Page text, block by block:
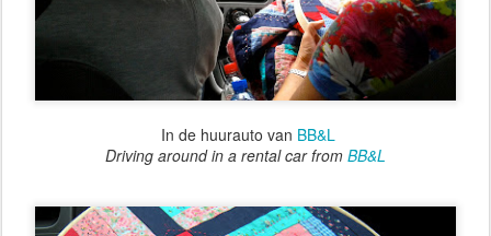
In de huurauto van BB&L
Driving around in a rental car from BB&L